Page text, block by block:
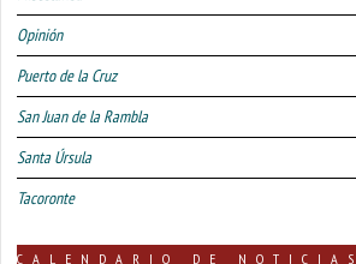
Opinión
Puerto de la Cruz
San Juan de la Rambla
Santa Úrsula
Tacoronte
CALENDARIO DE NOTICIAS